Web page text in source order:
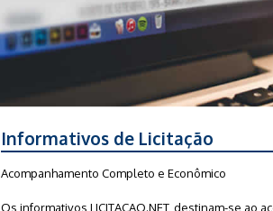
Informativos de Licitação
Acompanhamento Completo e Econômico
Os informativos LICITACAO.NET, destinam-se